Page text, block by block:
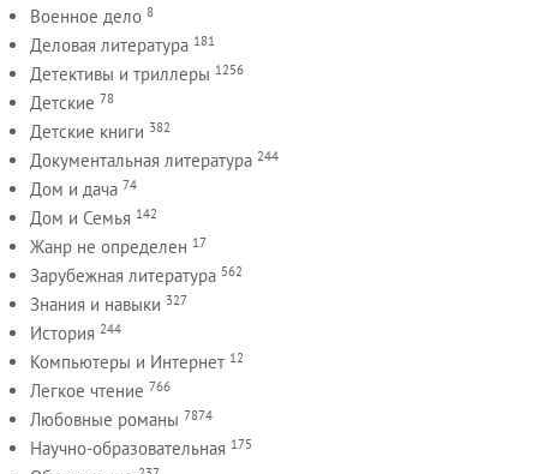
Военное дело 8
Деловая литература 181
Детективы и триллеры 1256
Детские 78
Детские книги 382
Документальная литература 244
Дом и дача 74
Дом и Семья 142
Жанр не определен 17
Зарубежная литература 562
Знания и навыки 327
История 244
Компьютеры и Интернет 12
Легкое чтение 766
Любовные романы 7874
Научно-образовательная 175